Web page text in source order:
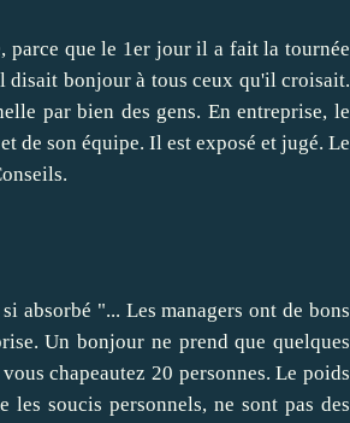
parce que le 1er jour il a fait la tournée
disait bonjour à tous ceux qu'il croisait.
par bien des gens. En entreprise, le
de son équipe. Il est exposé et jugé. Le
absorbé "... Les managers ont de bons
Un bonjour ne prend que quelques
chapeautez 20 personnes. Le poids
les soucis personnels, ne sont pas des